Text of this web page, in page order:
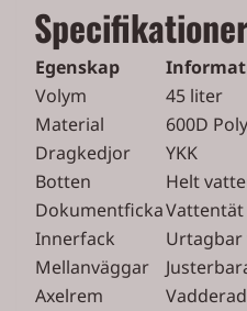
Egenskap
Volym
45 liter
Material
600D
Dragkedjor
YKK
Botten
Helt
Dokumentficka
Innerfack
Urtagbar
Mellanväggar
Axelrem